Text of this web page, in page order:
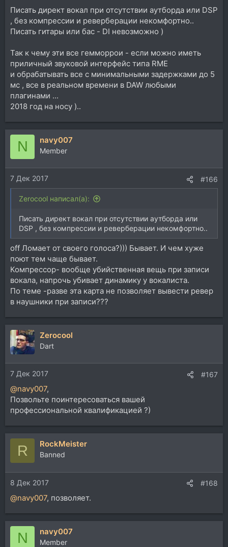
Писать директ вокал при отсутствии аутборда или DSP
, без компрессии и реверберации некомфортно..
Писать гитары или бас - DI невозможно )
Так к чему эти все гемморрои - если можно иметь
приличный звуковой интерфейс типа RME
и обрабатывать все с минимальными задержками до 5
мс , все в реальном времени в DAW любыми
плагинами ...
2018 год на носу )..
N navy007
Member
7 Дек 2017 #166
Zerocool написал(а):
Писать директ вокал при отсутствии аутборда или
DSP , без компрессии и реверберации некомфортно..
off Ломает от своего голоса?))) Бывает. И чем хуже
поют тем чаще бывает.
Компрессор- вообще убийственная вещь при записи
вокала, напрочь убивает динамику у вокалиста.
По теме -разве эта карта не позволяет вывести ревер
в наушники при записи???
Zerocool
Dart
7 Дек 2017 #167
@navy007,
Позвольте поинтересоваться вашей
профессиональной квалификацией ?)
R RockMeister
Banned
8 Дек 2017 #168
@navy007, позволяет.
N navy007
Member